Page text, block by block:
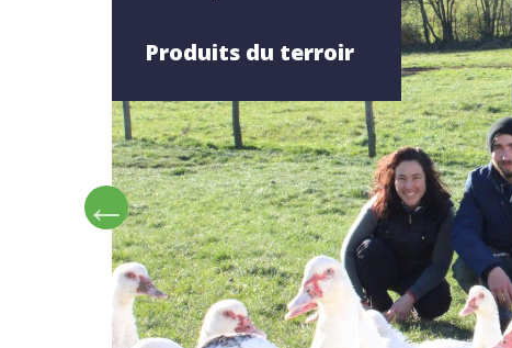
Produits du terroir